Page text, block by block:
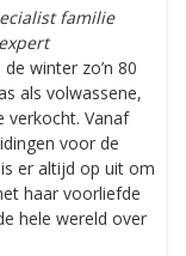
familie
winter zo’n 80
als volwassene,
verkocht. Vanaf
voor de
er altijd op uit om
haar voorliefde
hele wereld over